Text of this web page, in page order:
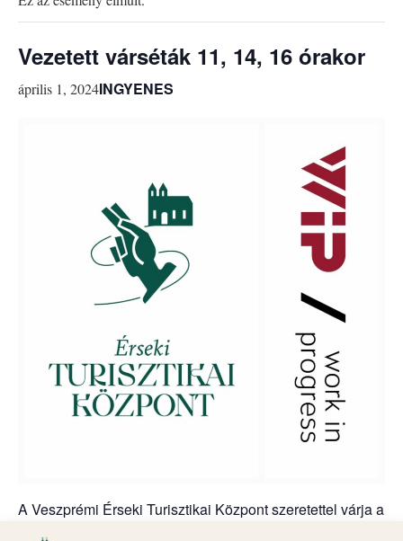
Vezetett várséták 11, 14, 16 órakor
április 1, 2024INGYENES
A Veszprémi Érseki Turisztikai Központ szeretettel várja a